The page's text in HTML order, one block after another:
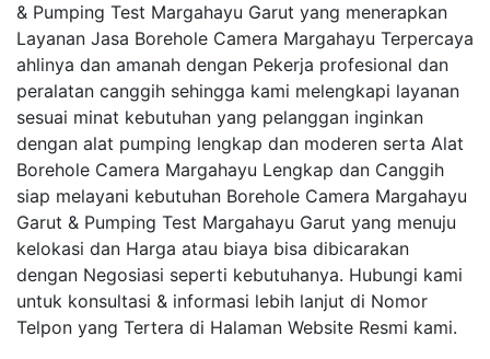
& Pumping Test Margahayu Garut yang menerapkan
Layanan Jasa Borehole Camera Margahayu Terpercaya
ahlinya dan amanah dengan Pekerja profesional dan
peralatan canggih sehingga kami melengkapi layanan
sesuai minat kebutuhan yang pelanggan inginkan
dengan alat pumping lengkap dan moderen serta Alat
Borehole Camera Margahayu Lengkap dan Canggih
siap melayani kebutuhan Borehole Camera Margahayu
Garut & Pumping Test Margahayu Garut yang menuju
kelokasi dan Harga atau biaya bisa dibicarakan
dengan Negosiasi seperti kebutuhanya. Hubungi kami
untuk konsultasi & informasi lebih lanjut di Nomor
Telpon yang Tertera di Halaman Website Resmi kami.